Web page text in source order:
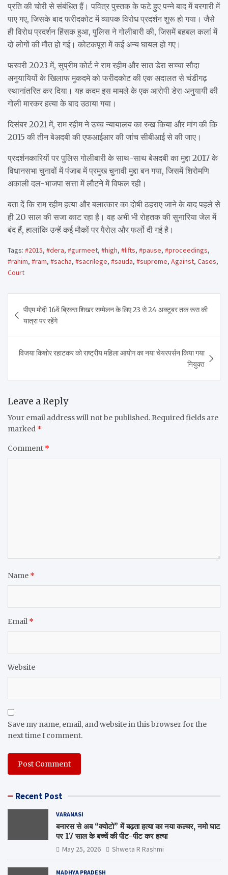
प्रति की चोरी से संबंधित हैं। पवित्र पुस्तक के फटे हुए पन्ने बाद में बरगारी में
पाए गए, जिसके बाद फरीदकोट में व्यापक विरोध प्रदर्शन शुरू हो गया। जैसे
ही विरोध प्रदर्शन हिंसक हुआ, पुलिस ने गोलीबारी की, जिसमें बहबल कलां में
दो लोगों की मौत हो गई। कोटकपूरा में कई अन्य घायल हो गए।
फरवरी 2023 में, सुप्रीम कोर्ट ने राम रहीम और सात डेरा सच्चा सौदा
अनुयायियों के खिलाफ मुकदमे को फरीदकोट की एक अदालत से चंडीगढ़
स्थानांतरित कर दिया। यह कदम इस मामले के एक आरोपी डेरा अनुयायी की
गोली मारकर हत्या के बाद उठाया गया।
दिसंबर 2021 में, राम रहीम ने उच्च न्यायालय का रुख किया और मांग की कि
2015 की तीन बेअदबी की एफआईआर की जांच सीबीआई से की जाए।
प्रदर्शनकारियों पर पुलिस गोलीबारी के साथ-साथ बेअदबी का मुद्दा 2017 के
विधानसभा चुनावों में पंजाब में प्रमुख चुनावी मुद्दा बन गया, जिसमें शिरोमणि
अकाली दल-भाजपा सत्ता में लौटने में विफल रही।
बता दें कि राम रहीम हत्या और बलात्कार का दोषी ठहराए जाने के बाद पहले से
ही 20 साल की सजा काट रहा है। वह अभी भी रोहतक की सुनारिया जेल में
बंद हैं, हालांकि उन्हें कई मौकों पर पैरोल और फर्लो दी गई है।
Tags: #2015, #dera, #gurmeet, #high, #lifts, #pause, #proceedings,
#rahim, #ram, #sacha, #sacrilege, #sauda, #supreme, Against, Cases,
Court
navigation
पीएम मोदी 16वें ब्रिक्स शिखर सम्मेलन के लिए 23 से 24 अक्टूबर तक रूस की
यात्रा पर रहेंगे
विजया किशोर रहाटकर को राष्ट्रीय महिला आयोग का नया चेयरपर्सन किया गया
नियुक्त
Leave a Reply
Your email address will not be published. Required fields are
marked *
Comment *
Name *
Email *
Website
Save my name, email, and website in this browser for the
next time I comment.
Recent Post
VARANASI
बनारस से अब “क्योटो” में बढ़ता हत्या का नया कल्चर, नमो घाट
पर 17 साल के बच्चें की पीट-पीट कर हत्या
May 25, 2026 Shweta R Rashmi
MADHYA PRADESH